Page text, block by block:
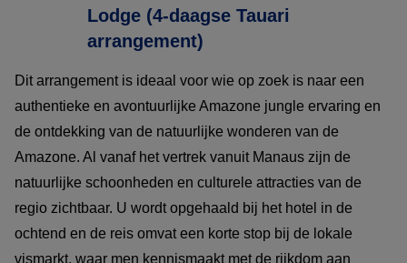
Lodge (4-daagse Tauari
arrangement)
Dit arrangement is ideaal voor wie op zoek is naar een
authentieke en avontuurlijke Amazone jungle ervaring en
de ontdekking van de natuurlijke wonderen van de
Amazone. Al vanaf het vertrek vanuit Manaus zijn de
natuurlijke schoonheden en culturele attracties van de
regio zichtbaar. U wordt opgehaald bij het hotel in de
ochtend en de reis omvat een korte stop bij de lokale
vismarkt, waar men kennismaakt met de rijkdom aan